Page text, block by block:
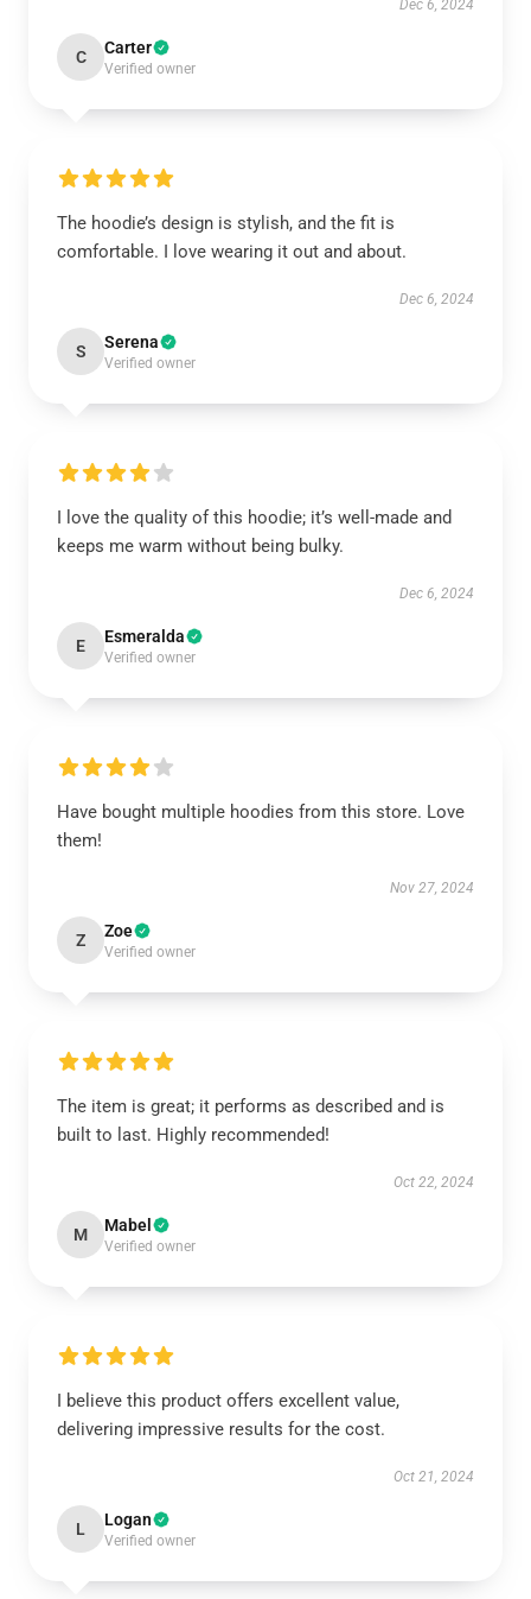
Dec 6, 2024
C Carter
Verified owner
The hoodie’s design is stylish, and the fit is
comfortable. I love wearing it out and about.
Dec 6, 2024
S Serena
Verified owner
I love the quality of this hoodie; it’s well-made and
keeps me warm without being bulky.
Dec 6, 2024
E Esmeralda
Verified owner
Have bought multiple hoodies from this store. Love
them!
Nov 27, 2024
Z Zoe
Verified owner
The item is great; it performs as described and is
built to last. Highly recommended!
Oct 22, 2024
M Mabel
Verified owner
I believe this product offers excellent value,
delivering impressive results for the cost.
Oct 21, 2024
L Logan
Verified owner